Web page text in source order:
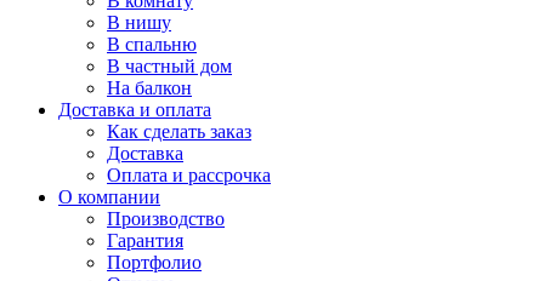
В нишу
В спальню
В частный дом
На балкон
Доставка и оплата
Как сделать заказ
Доставка
Оплата и рассрочка
О компании
Производство
Гарантия
Портфолио